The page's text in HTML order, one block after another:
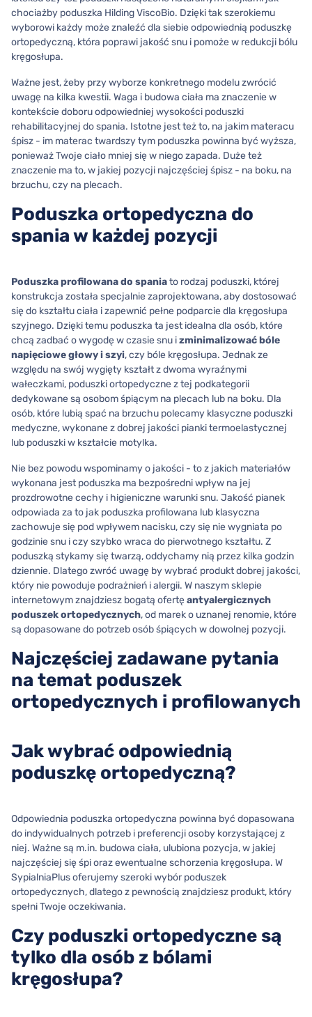
chociażby poduszka Hilding ViscoBio. Dzięki tak szerokiemu
wyborowi każdy może znaleźć dla siebie odpowiednią poduszkę
ortopedyczną, która poprawi jakość snu i pomoże w redukcji bólu
kręgosłupa.
Ważne jest, żeby przy wyborze konkretnego modelu zwrócić
uwagę na kilka kwestii. Waga i budowa ciała ma znaczenie w
kontekście doboru odpowiedniej wysokości poduszki
rehabilitacyjnej do spania. Istotne jest też to, na jakim materacu
śpisz - im materac twardszy tym poduszka powinna być wyższa,
ponieważ Twoje ciało mniej się w niego zapada. Duże też
znaczenie ma to, w jakiej pozycji najczęściej śpisz - na boku, na
brzuchu, czy na plecach.
Poduszka ortopedyczna do
spania w każdej pozycji
Poduszka profilowana do spaniato rodzaj poduszki, której
konstrukcja została specjalnie zaprojektowana, aby dostosować
się do kształtu ciała i zapewnić pełne podparcie dla kręgosłupa
szyjnego. Dzięki temu poduszka ta jest idealna dla osób, które
chcą zadbać o wygodę w czasie snu izminimalizować bóle
napięciowe głowy i szyi, czy bóle kręgosłupa. Jednak ze
względu na swój wygięty kształt z dwoma wyraźnymi
wałeczkami, poduszki ortopedyczne z tej podkategorii
dedykowane są osobom śpiącym na plecach lub na boku. Dla
osób, które lubią spać na brzuchu polecamy klasyczne poduszki
medyczne, wykonane z dobrej jakości pianki termoelastycznej
lub poduszki w kształcie motylka.
Nie bez powodu wspominamy o jakości - to z jakich materiałów
wykonana jest poduszka ma bezpośredni wpływ na jej
prozdrowotne cechy i higieniczne warunki snu. Jakość pianek
odpowiada za to jak poduszka profilowana lub klasyczna
zachowuje się pod wpływem nacisku, czy się nie wygniata po
godzinie snu i czy szybko wraca do pierwotnego kształtu. Z
poduszką stykamy się twarzą, oddychamy nią przez kilka godzin
dziennie. Dlatego zwróć uwagę by wybrać produkt dobrej jakości,
który nie powoduje podrażnień i alergii. W naszym sklepie
internetowym znajdziesz bogatą ofertęantyalergicznych
poduszek ortopedycznych, od marek o uznanej renomie, które
są dopasowane do potrzeb osób śpiących w dowolnej pozycji.
Najczęściej zadawane pytania
na temat poduszek
ortopedycznych i profilowanych
Jak wybrać odpowiednią
poduszkę ortopedyczną?
Odpowiednia poduszka ortopedyczna powinna być dopasowana
do indywidualnych potrzeb i preferencji osoby korzystającej z
niej. Ważne są m.in. budowa ciała, ulubiona pozycja, w jakiej
najczęściej się śpi oraz ewentualne schorzenia kręgosłupa. W
SypialniaPlus oferujemy szeroki wybór poduszek
ortopedycznych, dlatego z pewnością znajdziesz produkt, który
spełni Twoje oczekiwania.
Czy poduszki ortopedyczne są
tylko dla osób z bólami
kręgosłupa?